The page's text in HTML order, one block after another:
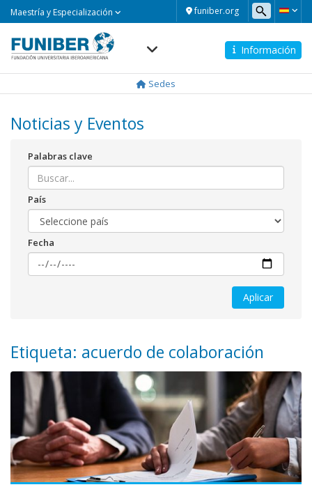
funiber.org
Maestría y Especialización
Información
Sedes
Noticias y Eventos
Palabras clave
País
Fecha
Etiqueta: acuerdo de colaboración